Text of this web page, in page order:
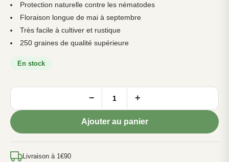
Protection naturelle contre les nématodes
Floraison longue de mai à septembre
Très facile à cultiver et rustique
250 graines de qualité supérieure
En stock
quantité
de
ŒILLET
− +
Ajouter au panier
Livraison à 1€90